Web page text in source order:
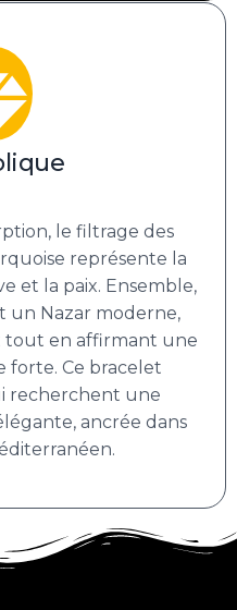
le filtrage des
représente la
et la paix. Ensemble,
un Nazar moderne,
tout en affirmant une
forte. Ce bracelet
recherchent une
ancrée dans